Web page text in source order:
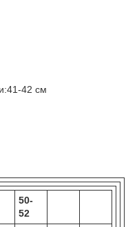
42 см
50-
52